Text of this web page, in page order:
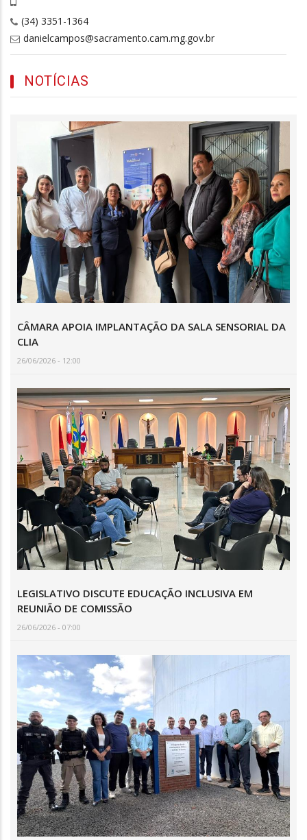
(34) 3351-1364
danielcampos@sacramento.cam.mg.gov.br
NOTÍCIAS
CÂMARA APOIA IMPLANTAÇÃO DA SALA SENSORIAL DA
CLIA
26/06/2026 - 12:00
LEGISLATIVO DISCUTE EDUCAÇÃO INCLUSIVA EM
REUNIÃO DE COMISSÃO
26/06/2026 - 07:00